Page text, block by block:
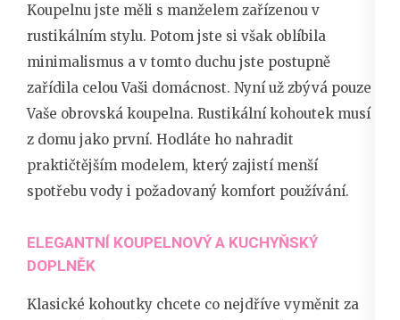
Koupelnu jste měli s manželem zařízenou v
rustikálním stylu. Potom jste si však oblíbila
minimalismus a v tomto duchu jste postupně
zařídila celou Vaši domácnost. Nyní už zbývá pouze
Vaše obrovská koupelna. Rustikální kohoutek musí
z domu jako první. Hodláte ho nahradit
praktičtějším modelem, který zajistí menší
spotřebu vody i požadovaný komfort používání.
ELEGANTNÍ KOUPELNOVÝ A KUCHYŇSKÝ
DOPLNĚK
Klasické kohoutky chcete co nejdříve vyměnit za